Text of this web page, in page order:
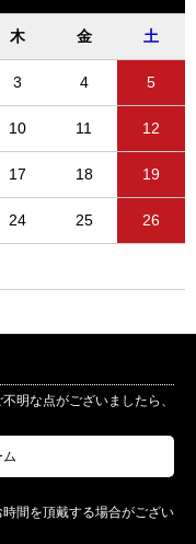
木 金 土
3 4 5
10 11 12
17 18 19
24 25 26
明な点がございましたら、
ム
間を頂戴する場合がござい